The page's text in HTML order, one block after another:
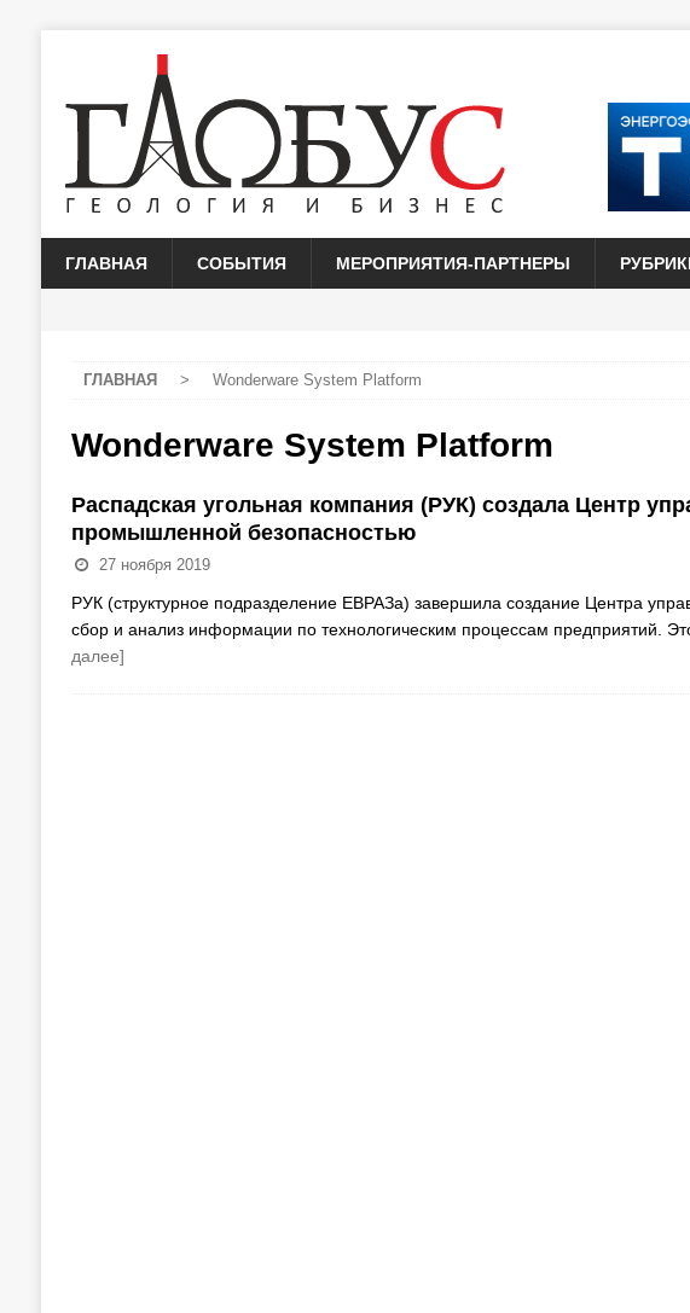
ГЛАВНАЯ СОБЫТИЯ МЕРОПРИЯТИЯ-ПАРТНЕРЫ
ГЛАВНАЯ > Wonderware System Platform
Wonderware System Platform
Распадская угольная компания (РУК) создала Центр
промышленной безопасностью
27 ноября 2019
РУК (структурное подразделение ЕВРАЗа) завершила создание Центра
сбор и анализ информации по технологическим процессам предприятий.
далее]